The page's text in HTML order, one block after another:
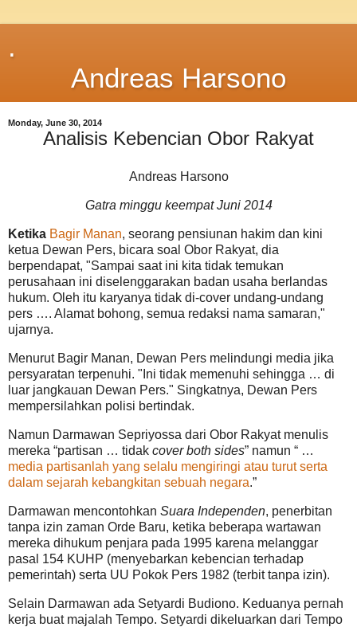
.
Andreas Harsono
Monday, June 30, 2014
Analisis Kebencian Obor Rakyat
Andreas Harsono
Gatra minggu keempat Juni 2014
Ketika Bagir Manan, seorang pensiunan hakim dan kini
ketua Dewan Pers, bicara soal Obor Rakyat, dia
berpendapat, "Sampai saat ini kita tidak temukan
perusahaan ini diselenggarakan badan usaha berlandas
hukum. Oleh itu karyanya tidak di-cover undang-undang
pers …. Alamat bohong, semua redaksi nama samaran,"
ujarnya.
Menurut Bagir Manan, Dewan Pers melindungi media jika
persyaratan terpenuhi. "Ini tidak memenuhi sehingga … di
luar jangkauan Dewan Pers." Singkatnya, Dewan Pers
mempersilahkan polisi bertindak.
Namun Darmawan Sepriyossa dari Obor Rakyat menulis
mereka “partisan … tidak cover both sides” namun “ …
media partisanlah yang selalu mengiringi atau turut serta
dalam sejarah kebangkitan sebuah negara.”
Darmawan mencontohkan Suara Independen, penerbitan
tanpa izin zaman Orde Baru, ketika beberapa wartawan
mereka dihukum penjara pada 1995 karena melanggar
pasal 154 KUHP (menyebarkan kebencian terhadap
pemerintah) serta UU Pokok Pers 1982 (terbit tanpa izin).
Selain Darmawan ada Setyardi Budiono. Keduanya pernah
kerja buat majalah Tempo. Setyardi dikeluarkan dari Tempo